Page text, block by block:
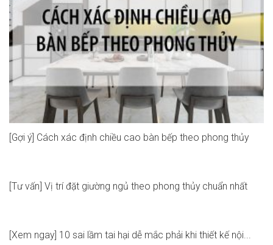
[Gợi ý] Cách xác định chiều cao bàn bếp theo phong thủy
[Tư vấn] Vị trí đặt giường ngủ theo phong thủy chuẩn nhất
[Xem ngay] 10 sai lầm tai hại dễ mắc phải khi thiết kế nội...